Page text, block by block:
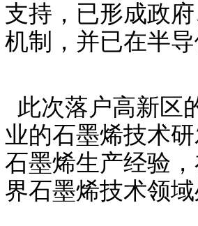
支持，已形成政
机制，并已在半
此次落户高新区
业的石墨烯技术
石墨烯生产经验
界石墨烯技术领